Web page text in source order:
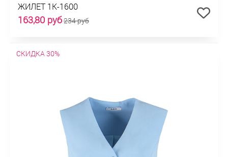
ЖИЛЕТ 1К-1600
163,80 руб234 руб
СКИДКА 30%